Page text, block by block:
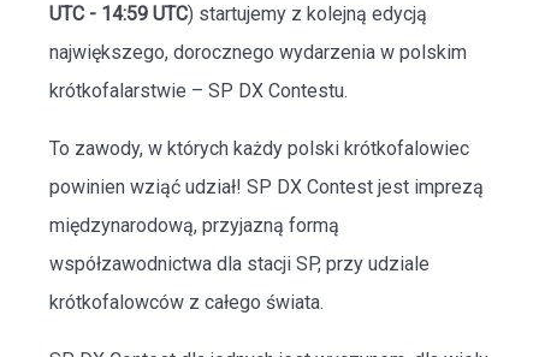
UTC - 14:59 UTC) startujemy z kolejną edycją
największego, dorocznego wydarzenia w polskim
krótkofalarstwie – SP DX Contestu.
To zawody, w których każdy polski krótkofalowiec
powinien wziąć udział! SP DX Contest jest imprezą
międzynarodową, przyjazną formą
współzawodnictwa dla stacji SP, przy udziale
krótkofalowców z całego świata.